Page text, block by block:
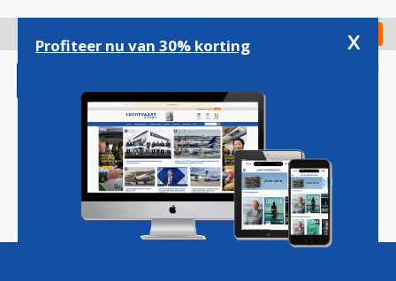
gaan
Check in
Magazine Podcasts Vacatures
Profiteer nu van 30% korting x